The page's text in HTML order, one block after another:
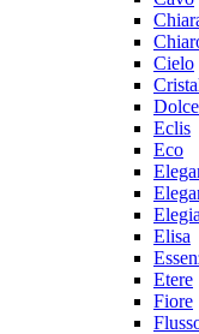
Cielo
Eclis
Eco
Elegia
Elisa
Etere
Fiore